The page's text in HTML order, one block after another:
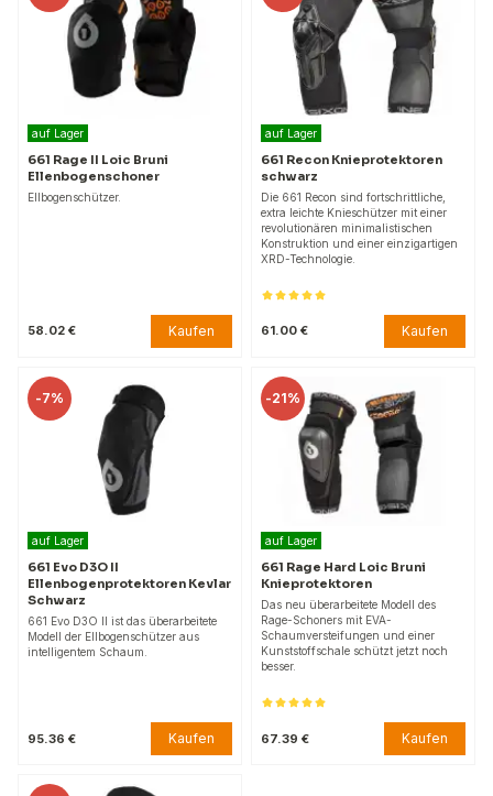
auf Lager
661 Rage II Loic Bruni
Ellenbogenschoner
Ellbogenschützer.
58.02 € Kaufen
auf Lager
661 Recon Knieprotektoren
schwarz
Die 661 Recon sind fortschrittliche,
extra leichte Knieschützer mit einer
revolutionären minimalistischen
Konstruktion und einer einzigartigen
XRD-Technologie.
61.00 € Kaufen
-7%
auf Lager
661 Evo D3O II
Ellenbogenprotektoren Kevlar
Schwarz
661 Evo D3O II ist das überarbeitete
Modell der Ellbogenschützer aus
intelligentem Schaum.
95.36 € Kaufen
-21%
auf Lager
661 Rage Hard Loic Bruni
Knieprotektoren
Das neu überarbeitete Modell des
Rage-Schoners mit EVA-
Schaumversteifungen und einer
Kunststoffschale schützt jetzt noch
besser.
67.39 € Kaufen